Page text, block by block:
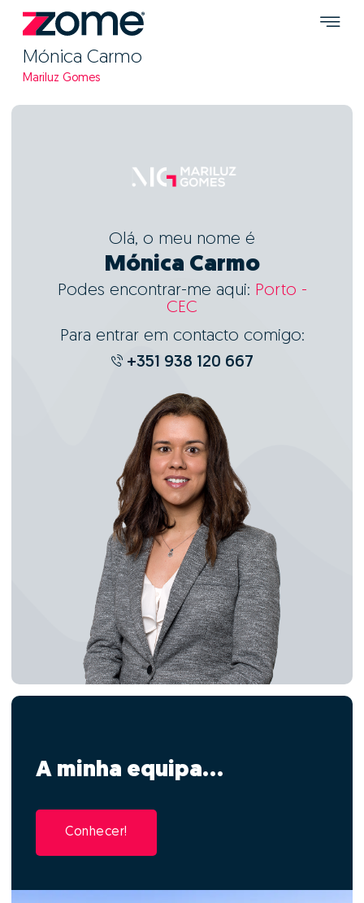
Mónica Carmo
Mariluz Gomes
Olá, o meu nome é
Mónica Carmo
Podes encontrar-me aqui: Porto -
CEC
Para entrar em contacto comigo:
+351 938 120 667
A minha equipa...
Conhecer!